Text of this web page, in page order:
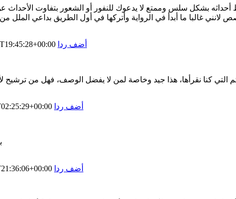
أحداثه بشكل سلس وممتع لا يدعوك للنفور أو الشعور بتفاوت
أضف ردا
أضف ردا
أضف ردا